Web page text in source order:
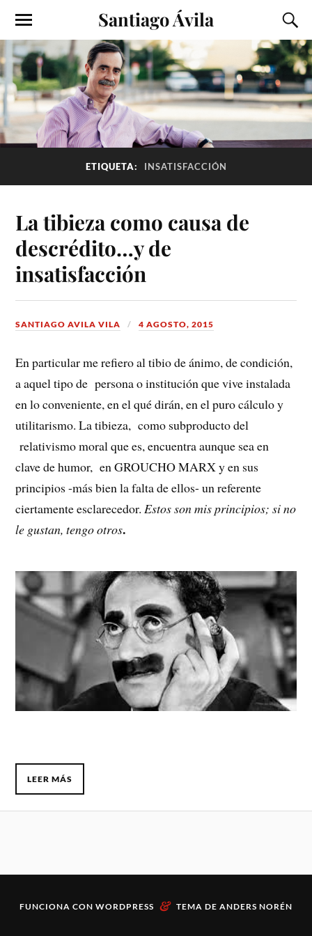
Santiago Ávila
ETIQUETA: INSATISFACCIÓN
La tibieza como causa de
descrédito…y de
insatisfacción
SANTIAGO AVILA VILA 4 AGOSTO, 2015
En particular me refiero al tibio de ánimo, de condición,
a aquel tipo de persona o institución que vive instalada
en lo conveniente, en el qué dirán, en el puro cálculo y
utilitarismo. La tibieza, como subproducto del
relativismo moral que es, encuentra aunque sea en
clave de humor, en GROUCHO MARX y en sus
principios -más bien la falta de ellos- un referente
ciertamente esclarecedor.Estos son mis principios; si no
le gustan, tengo otros.
LEER MÁS
FUNCIONA CON WORDPRESS & TEMA DE ANDERS NORÉN